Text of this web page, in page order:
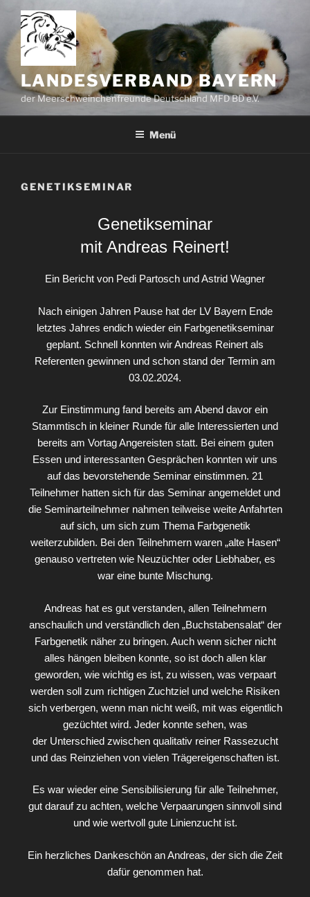
LANDESVERBAND BAYERN
der Meerschweinchenfreunde Deutschland MFD BD e.V.
Menü
GENETIKSEMINAR
Genetikseminar
mit Andreas Reinert!
Ein Bericht von Pedi Partosch und Astrid Wagner
Nach einigen Jahren Pause hat der LV Bayern Ende
letztes Jahres endich wieder ein Farbgenetikseminar
geplant. Schnell konnten wir Andreas Reinert als
Referenten gewinnen und schon stand der Termin am
03.02.2024.
Zur Einstimmung fand bereits am Abend davor ein
Stammtisch in kleiner Runde für alle Interessierten und
bereits am Vortag Angereisten statt. Bei einem guten
Essen und interessanten Gesprächen konnten wir uns
auf das bevorstehende Seminar einstimmen. 21
Teilnehmer hatten sich für das Seminar angemeldet und
die Seminarteilnehmer nahmen teilweise weite Anfahrten
auf sich, um sich zum Thema Farbgenetik
weiterzubilden. Bei den Teilnehmern waren „alte Hasen“
genauso vertreten wie Neuzüchter oder Liebhaber, es
war eine bunte Mischung.
Andreas hat es gut verstanden, allen Teilnehmern
anschaulich und verständlich den „Buchstabensalat“ der
Farbgenetik näher zu bringen. Auch wenn sicher nicht
alles hängen bleiben konnte, so ist doch allen klar
geworden, wie wichtig es ist, zu wissen, was verpaart
werden soll zum richtigen Zuchtziel und welche Risiken
sich verbergen, wenn man nicht weiß, mit was eigentlich
gezüchtet wird. Jeder konnte sehen, was
der Unterschied zwischen qualitativ reiner Rassezucht
und das Reinziehen von vielen Trägereigenschaften ist.
Es war wieder eine Sensibilisierung für alle Teilnehmer,
gut darauf zu achten, welche Verpaarungen sinnvoll sind
und wie wertvoll gute Linienzucht ist.
Ein herzliches Dankeschön an Andreas, der sich die Zeit
dafür genommen hat.